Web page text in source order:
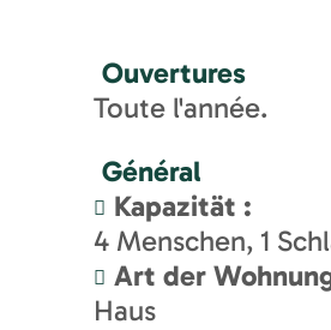
Ouvertures
Toute l'année.
Général
Kapazität :
4 Menschen 1
Art der
Haus